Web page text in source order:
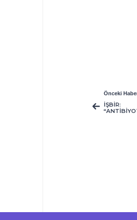
Önceki
İŞBİR: